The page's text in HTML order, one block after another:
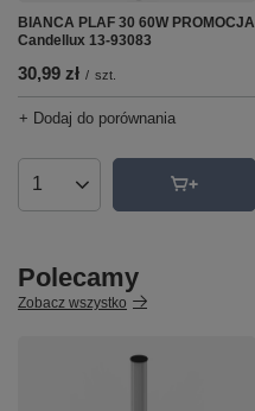
BIANCA PLAF 30 60W PROMOCJA
Candellux 13-93083
30,99 zł / szt.
+ Dodaj do porównania
Ilość produktów
Polecamy
Zobacz wszystko